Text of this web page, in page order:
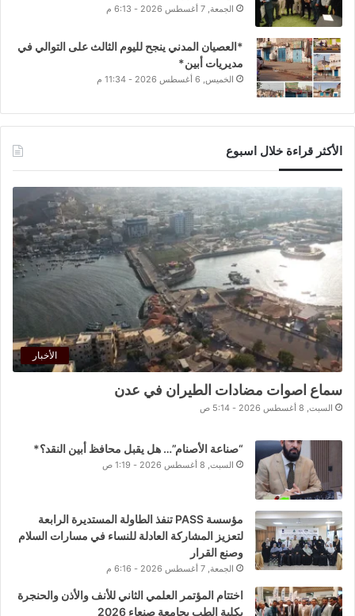
الجمعة, 7 أغسطس 2026 - 6:13 م
*العصيان المدني ينجح لليوم الثالث على التوالي في
مديريات أبين*
الخميس, 6 أغسطس 2026 - 11:34 م
الأكثر قراءة خلال اسبوع
الأخبار
سماع اصوات مضادات الطيران في عدن
السبت, 8 أغسطس 2026 - 5:14 ص
“صناعة الأصنام”… هل يقبل محافظ أبين النقد؟*
السبت, 8 أغسطس 2026 - 1:19 ص
مؤسسة PASS تنفذ الطاولة المستديرة الرابعة
لتعزيز المشاركة العادلة للنساء في مسارات السلام
وصنع القرار
الجمعة, 7 أغسطس 2026 - 6:16 م
اختتام المؤتمر العلمي الثاني للأنف والأذن والحنجرة
بكلية الطب بجامعة صنعاء 2026